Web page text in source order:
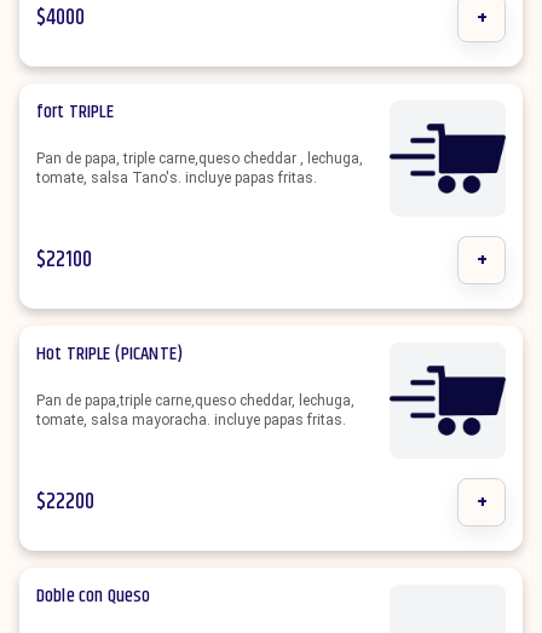
$4000 +
fort TRIPLE
Pan de papa, triple carne,queso cheddar , lechuga,
tomate, salsa Tano's. incluye papas fritas.
$22100 +
Hot TRIPLE (PICANTE)
Pan de papa,triple carne,queso cheddar, lechuga,
tomate, salsa mayoracha. incluye papas fritas.
$22200 +
Doble con Queso